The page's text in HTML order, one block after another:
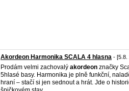
Akordeon Harmonika SCALA 4 hlasna - [5.8.
Prodám velmi zachovalý akordeon značky
5hlasé basy. Harmonika je plně funkční,
hraní – stačí si jen sednout a hrát. Jde o